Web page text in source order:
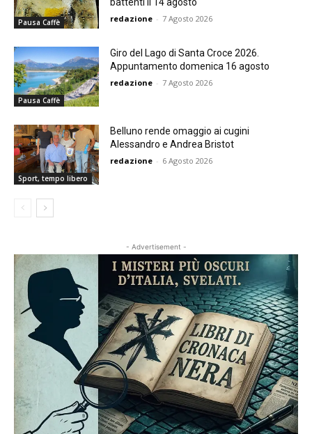
Pausa Caffè redazione - 7 Agosto 2026
Pausa Caffè
Giro del Lago di Santa Croce 2026.
Appuntamento domenica 16 agosto
redazione - 7 Agosto 2026
Sport, tempo libero
Belluno rende omaggio ai cugini
Alessandro e Andrea Bristot
redazione - 6 Agosto 2026
- Advertisement -